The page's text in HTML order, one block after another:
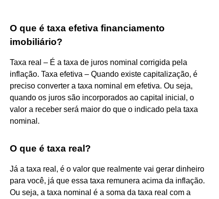
O que é taxa efetiva financiamento
imobiliário?
Taxa real – É a taxa de juros nominal corrigida pela
inflação. Taxa efetiva – Quando existe capitalização, é
preciso converter a taxa nominal em efetiva. Ou seja,
quando os juros são incorporados ao capital inicial, o
valor a receber será maior do que o indicado pela taxa
nominal.
O que é taxa real?
Já a taxa real, é o valor que realmente vai gerar dinheiro
para você, já que essa taxa remunera acima da inflação.
Ou seja, a taxa nominal é a soma da taxa real com a